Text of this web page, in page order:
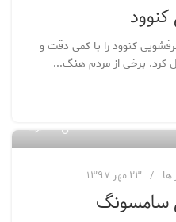
کنوود را با کمی دقت و
کرد. برخی از مردم هنگ...
ها ۲۳ مهر ۱۳۹۷
سامسونگ